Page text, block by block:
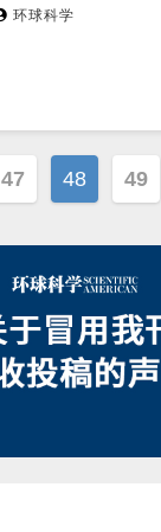
环球科学
47 48 49